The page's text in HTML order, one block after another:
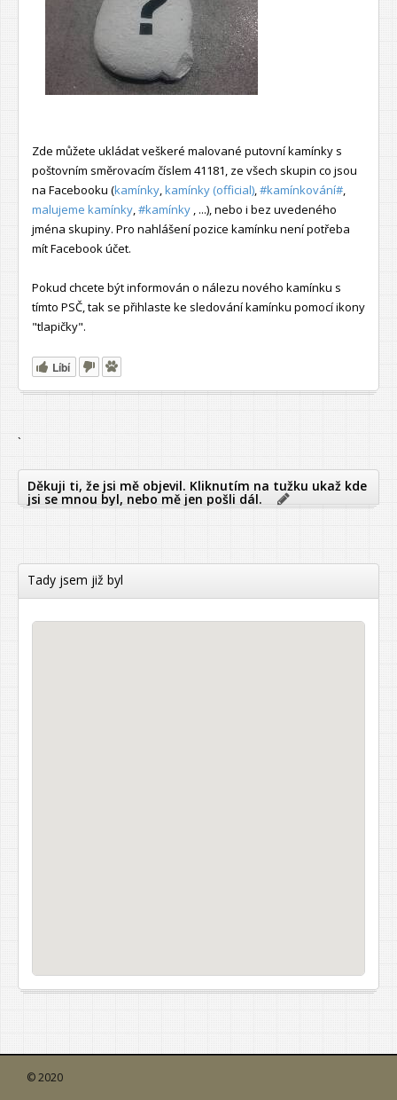
Zde můžete ukládat veškeré malované putovní kamínky s
poštovním směrovacím číslem 41181, ze všech skupin co jsou
na Facebooku (kamínky kamínky (official) #kamínkování#
malujeme kamínky #kamínky , ...), nebo i bez uvedeného
jména skupiny. Pro nahlášení pozice kamínku není potřeba
mít Facebook účet.
Pokud chcete být informován o nálezu nového kamínku s
tímto PSČ, tak se přihlaste ke sledování kamínku pomocí ikony
"tlapičky".
Líbí
`
Děkuji ti, že jsi mě objevil. Kliknutím na tužku ukaž kde
jsi se mnou byl, nebo mě jen pošli dál.
Tady jsem již byl
© 2020